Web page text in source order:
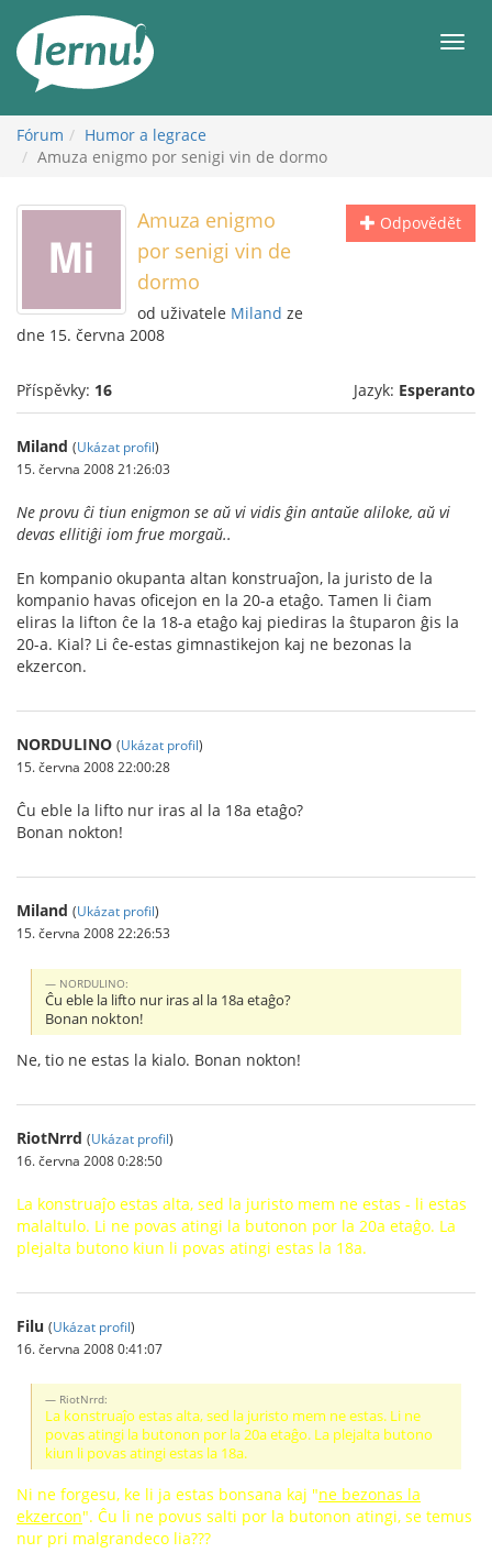
obsahu
Fórum
Humor a legrace
Amuza enigmo por senigi vin de dormo
Odpovědět
Amuza enigmo
por senigi vin de
dormo
od uživatele Miland ze
dne 15. června 2008
Příspěvky: 16 Jazyk: Esperanto
Miland (Ukázat profil)
15. června 2008 21:26:03
Ne provu ĉi tiun enigmon se aŭ vi vidis ĝin antaŭe aliloke, aŭ vi
devas ellitiĝi iom frue morgaŭ..
En kompanio okupanta altan konstruaĵon, la juristo de la
kompanio havas oficejon en la 20-a etaĝo. Tamen li ĉiam
eliras la lifton ĉe la 18-a etaĝo kaj piediras la ŝtuparon ĝis la
20-a. Kial? Li ĉe-estas gimnastikejon kaj ne bezonas la
ekzercon.
NORDULINO (Ukázat profil)
15. června 2008 22:00:28
Ĉu eble la lifto nur iras al la 18a etaĝo?
Bonan nokton!
Miland (Ukázat profil)
15. června 2008 22:26:53
NORDULINO:
Ĉu eble la lifto nur iras al la 18a etaĝo?
Bonan nokton!
Ne, tio ne estas la kialo. Bonan nokton!
RiotNrrd (Ukázat profil)
16. června 2008 0:28:50
La konstruaĵo estas alta, sed la juristo mem ne estas - li estas
malaltulo. Li ne povas atingi la butonon por la 20a etaĝo. La
plejalta butono kiun li povas atingi estas la 18a.
Filu (Ukázat profil)
16. června 2008 0:41:07
RiotNrrd:
La konstruaĵo estas alta, sed la juristo mem ne estas. Li ne
povas atingi la butonon por la 20a etaĝo. La plejalta butono
kiun li povas atingi estas la 18a.
Ni ne forgesu, ke li ja estas bonsana kaj "ne bezonas la
ekzercon". Ĉu li ne povus salti por la butonon atingi, se temus
nur pri malgrandeco lia???